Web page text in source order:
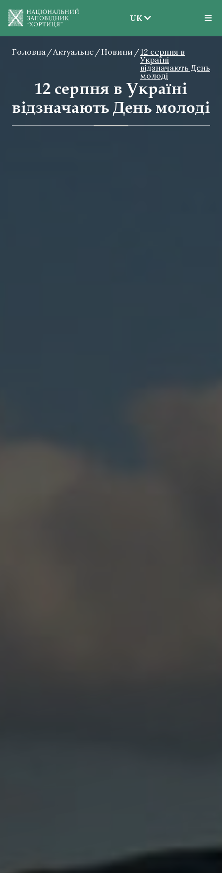
UK
EN
UK
Головна Актуальне Новини
12 серпня в
Україні
відзначають День
молоді
12 серпня в Україні
відзначають День молоді